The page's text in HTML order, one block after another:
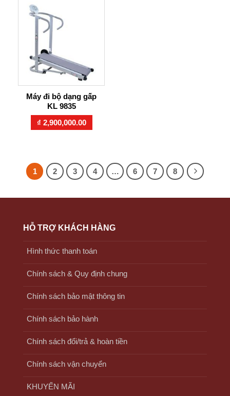
Máy đi bộ dạng gấp
KL 9835
₫ 2,900,000.00
1 2 3 4 … 6 7 8
HỖ TRỢ KHÁCH HÀNG
Hình thức thanh toán
Chính sách & Quy định chung
Chính sách bảo mật thông tin
Chính sách bảo hành
Chính sách đổi/trả & hoàn tiền
Chính sách vận chuyển
KHUYẾN MÃI